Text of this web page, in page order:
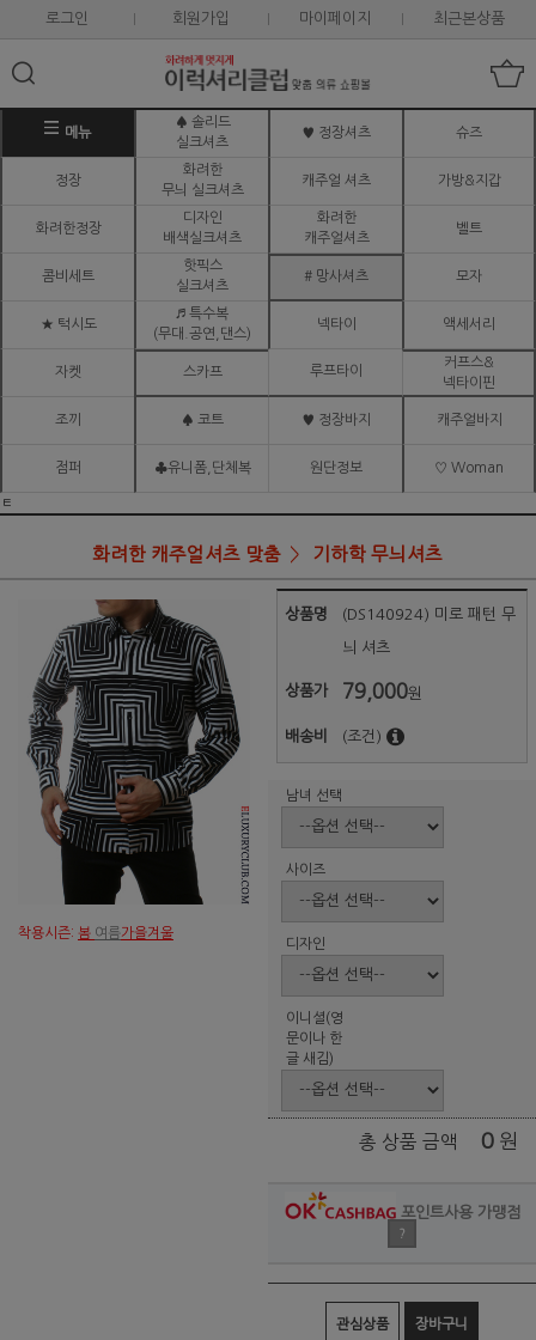
로그인 회원가입 마이페이지 최근본상품
메뉴
♠ 솔리드
실크셔츠
♥ 정장셔츠 슈즈
정장
화려한
무늬 실크셔츠
캐주얼 셔츠 가방&지갑
화려한정장
디자인
배색실크셔츠
화려한
캐주얼셔츠
벨트
콤비세트
핫픽스
실크셔츠
# 망사셔츠 모자
★ 턱시도
♬ 특수복
(무대.공연,댄스)
넥타이 액세서리
자켓 스카프 루프타이
커프스&
넥타이핀
조끼 ♠ 코트 ♥ 정장바지 캐주얼바지
점퍼 ♣유니폼,단체복 원단정보 ♡ Woman
ㅌ
화려한 캐주얼셔츠 맞춤 기하학 무늬셔츠
착용시즌: 봄 여름 가을겨울
상품명 (DS140924) 미로 패턴 무
늬 셔츠
상품가 79,000원
배송비 (조건)
남녀 선택
사이즈
디자인
이니셜(영
문이나 한
글 새김)
총 상품 금액 0 원
포인트사용 가맹점
?
관심상품 장바구니